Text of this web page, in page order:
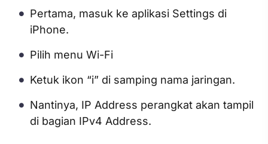
Pertama, masuk ke aplikasi Settings di
iPhone.
Pilih menu Wi-Fi
Ketuk ikon “i” di samping nama jaringan.
Nantinya, IP Address perangkat akan tampil
di bagian IPv4 Address.